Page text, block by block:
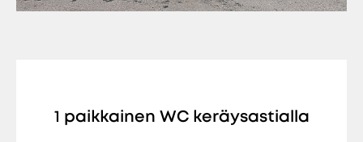
1 paikkainen WC keräysastialla